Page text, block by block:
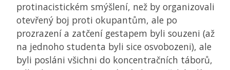
protinacistickém smýšlení, než by organizovali
otevřený boj proti okupantům, ale po
prozrazení a zatčení gestapem byli souzeni (až
na jednoho studenta byli sice osvobozeni), ale
byli posláni všichni do koncentračních táborů,